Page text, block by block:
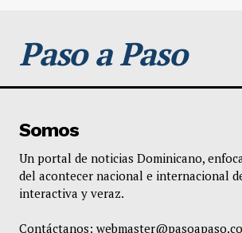
Paso a Paso
Somos
Un portal de noticias Dominicano,
del acontecer nacional e internacional
interactiva y veraz.
Contáctanos: